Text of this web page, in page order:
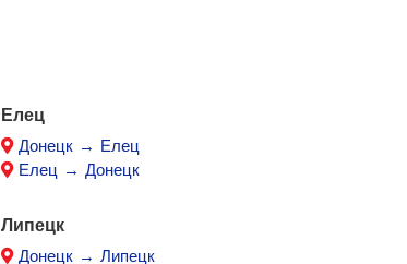
Елец
Донецк → Елец
Елец → Донецк
Липецк
Донецк → Липецк